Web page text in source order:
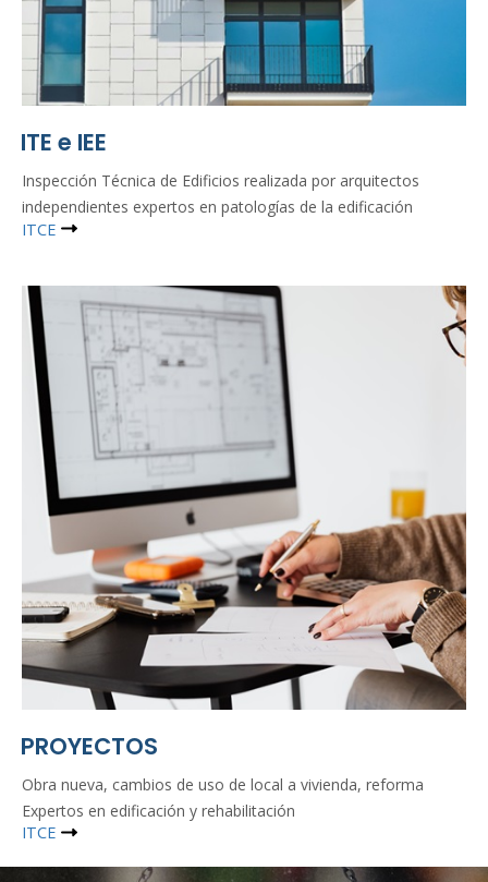
ITE e IEE
Inspección Técnica de Edificios realizada por arquitectos
independientes expertos en patologías de la edificación
ITCE
PROYECTOS
Obra nueva, cambios de uso de local a vivienda, reforma
Expertos en edificación y rehabilitación
ITCE